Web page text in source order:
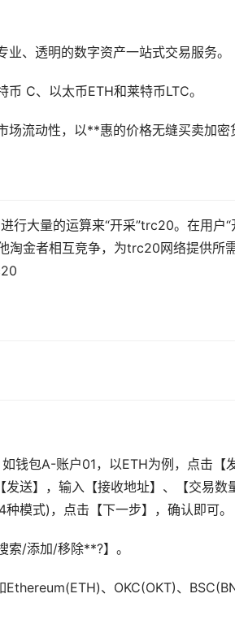
、透明的数字资产一站式交易服务。
币 C、以太币ETH和莱特币LTC。
场流动性，以**惠的价格无缝买卖加密
行大量的运算来“开采”trc20。在用户
淘金者相互竞争，为trc20网络提供所
钱包A-账户01，以ETH为例，点击【
发送】，输入【接收地址】、【交易数
模式)，点击【下一步】，确认即可。
/添加/移除**?】。
、OKC(OKT)、